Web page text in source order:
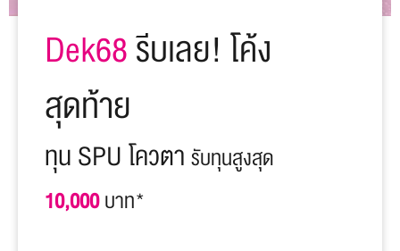
Dek68รีบเลย! โค้ง
สุดท้าย
ทุน SPU โควตา รับทุนสูงสุด
10,000บาท*